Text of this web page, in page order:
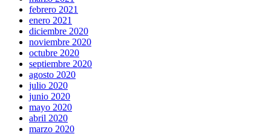
febrero 2021
enero 2021
diciembre 2020
noviembre 2020
octubre 2020
septiembre 2020
agosto 2020
julio 2020
junio 2020
mayo 2020
abril 2020
marzo 2020